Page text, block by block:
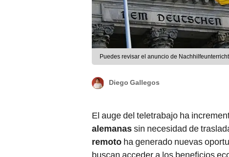
Puedes revisar el anuncio de
Diego Gallegos
El auge del teletrabajo ha
alemanas sin necesidad de
remoto ha generado nuevas
buscan acceder a los beneficios